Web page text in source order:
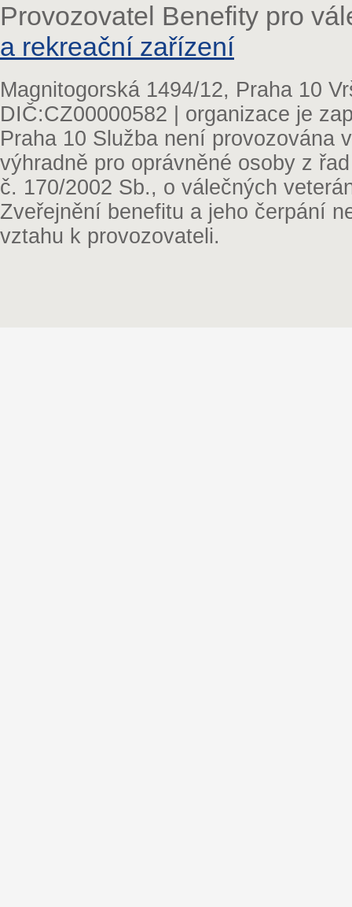
Provozovatel Benefity pro
a rekreační zařízení
Magnitogorská 1494/12, Praha 10
DIČ:CZ00000582 | organizace je
Praha 10 Služba není provozována
výhradně pro oprávněné osoby z
č. 170/2002 Sb., o válečných
Zveřejnění benefitu a jeho čerpání
vztahu k provozovateli.